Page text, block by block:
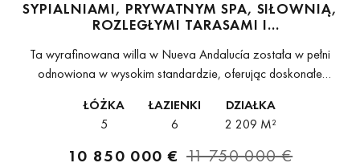
SYPIALNIAMI, PRYWATNYM SPA, SIŁOWNIĄ,
ROZLEGŁYMI TARASAMI I
BASENEM W NUEVA ANDALUCÍA, MARBELLA
Ta wyrafinowana willa w Nueva Andalucía została w pełni
odnowiona w wysokim standardzie, oferując doskonałe
Zaprojektowana z myślą o rodzinach, nieruchomość wyróżnia się
wieloma przestrzeniami...
ŁÓŻKA
5
ŁAZIENKI
6
DZIAŁKA
2 209 M²
10 850 000 € 11 750 000 €